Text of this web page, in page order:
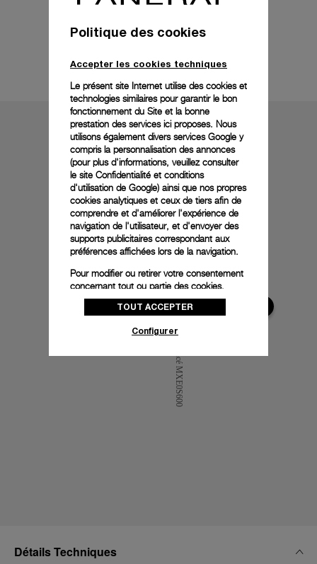
Détails techniques
Détails Techniques
Politique des cookies
Accepter les cookies techniques
Le présent site Internet utilise des cookies et
technologies similaires pour garantir le bon
fonctionnement du Site et la bonne
prestation des services ici proposes. Nous
utilisons également divers services Google y
compris la personnalisation des annonces
(pour plus d'informations, veuillez consulter
le site Confidentialité et conditions
d'utilisation de Google) ainsi que nos propres
cookies analytiques et ceux de tiers afin de
comprendre et d'améliorer l'expérience de
navigation de l'utilisateur, et d'envoyer des
supports publicitaires correspondant aux
préférences affichées lors de la navigation.
Pour modifier ou retirer votre consentement
concernant tout ou partie des cookies,
cliquez sur « Configurer » ou consultez notre
politique des cookiespour obtenir plus
donnez votre consentement pour l’utilisation
des cookies susmentionnés
En cliquant sur « Tout refuser », vous
donnez votre consentement uniquement
TOUT ACCEPTER
Configurer